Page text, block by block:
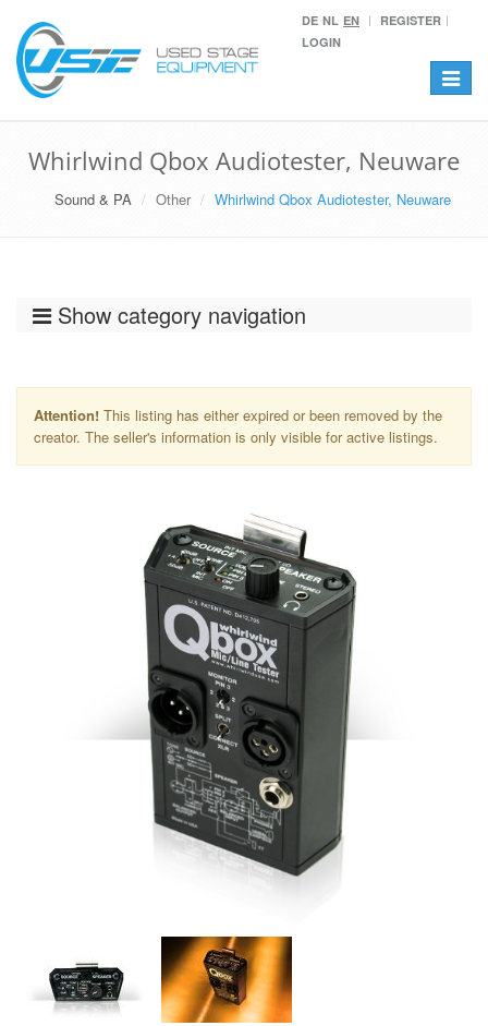
DE NL EN
REGISTER
LOGIN
Toggle
Whirlwind Qbox Audiotester, Neuware
Sound & PA Other Whirlwind Qbox Audiotester, Neuware
Show category navigation
Attention! This listing has either expired or been removed by the
creator. The seller's information is only visible for active listings.